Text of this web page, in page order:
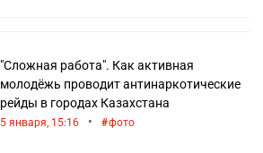
"Сложная работа". Как активная
молодёжь проводит антинаркотические
рейды в городах Казахстана
5 января, 15:16 • фото